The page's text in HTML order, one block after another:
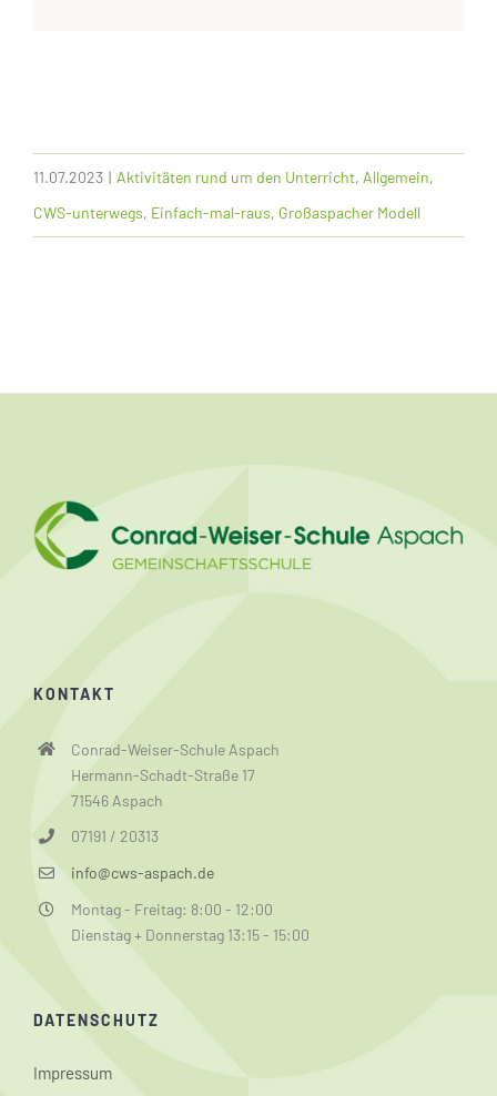
11.07.2023 | Aktivitäten rund um den Unterricht, Allgemein,
CWS-unterwegs, Einfach-mal-raus, Großaspacher Modell
KONTAKT
Conrad-Weiser-Schule Aspach
Hermann-Schadt-Straße 17
71546 Aspach
07191 / 20313
info@cws-aspach.de
Montag - Freitag: 8:00 - 12:00
Dienstag + Donnerstag 13:15 - 15:00
DATENSCHUTZ
Impressum